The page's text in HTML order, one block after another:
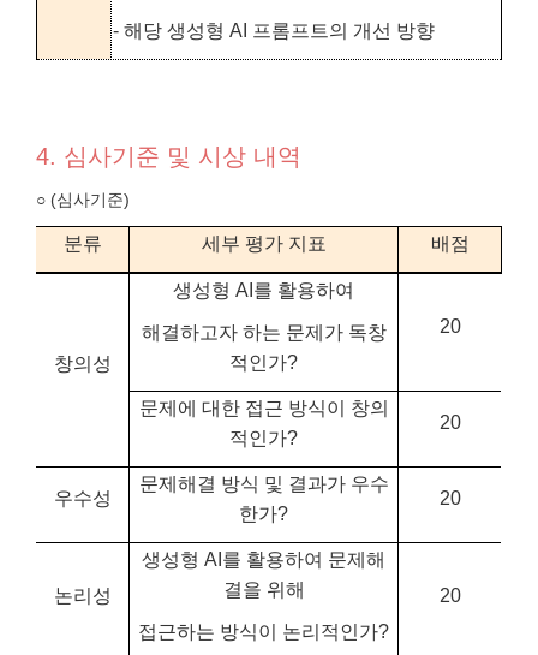
- 해당 생성형 AI 프롬프트의 개선 방향
4. 심사기준 및 시상 내역
○ (심사기준)
분류 세부 평가 지표 배점
창의성
생성형 AI를 활용하여
해결하고자 하는 문제가 독창
적인가?
20
문제에 대한 접근 방식이 창의
적인가?
20
우수성
문제해결 방식 및 결과가 우수
한가?
20
논리성
생성형 AI를 활용하여 문제해
결을 위해
접근하는 방식이 논리적인가?
20